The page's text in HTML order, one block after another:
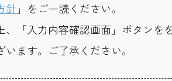
針」をご一読ください。
「入力内容確認画面」ボタンを
ます。ご了承ください。